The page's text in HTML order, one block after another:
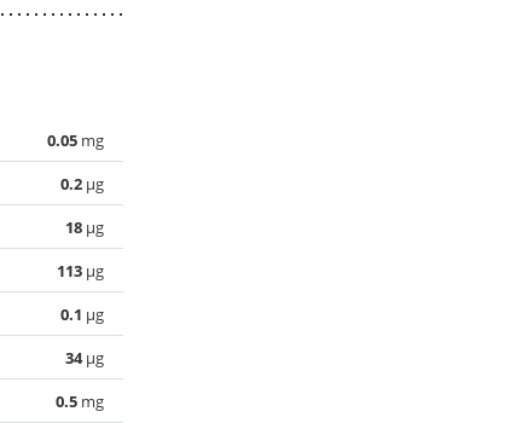
0.05 mg
0.2 µg
18 µg
113 µg
0.1 µg
34µg
0.5 mg